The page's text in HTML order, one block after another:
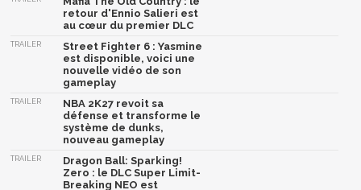
retour d'Ennio Salieri est
au cœur du premier DLC
TRAILER
Street Fighter 6 : Yasmine
est disponible, voici une
nouvelle vidéo de son
gameplay
TRAILER
NBA 2K27 revoit sa
défense et transforme le
système de dunks,
nouveau gameplay
TRAILER
Dragon Ball: Sparking!
Zero : le DLC Super Limit-
Breaking NEO est